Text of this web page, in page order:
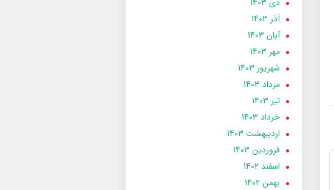
آذر 1403
آبان 1403
مهر 1403
شهریور 1403
مرداد 1403
تير 1403
خرداد 1403
ارديبهشت 1403
فروردین 1403
اسفند 1402
بهمن 1402